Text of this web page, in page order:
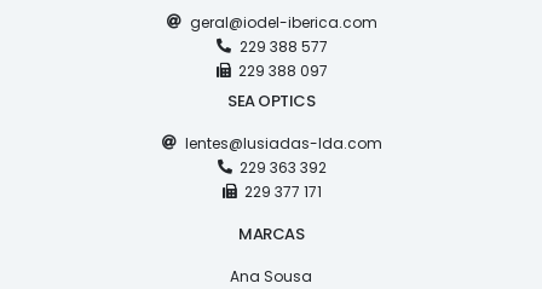
geral@iodel-iberica.com
229 388 577
229 388 097
SEA OPTICS
lentes@lusiadas-lda.com
229 363 392
229 377 171
MARCAS
Ana Sousa